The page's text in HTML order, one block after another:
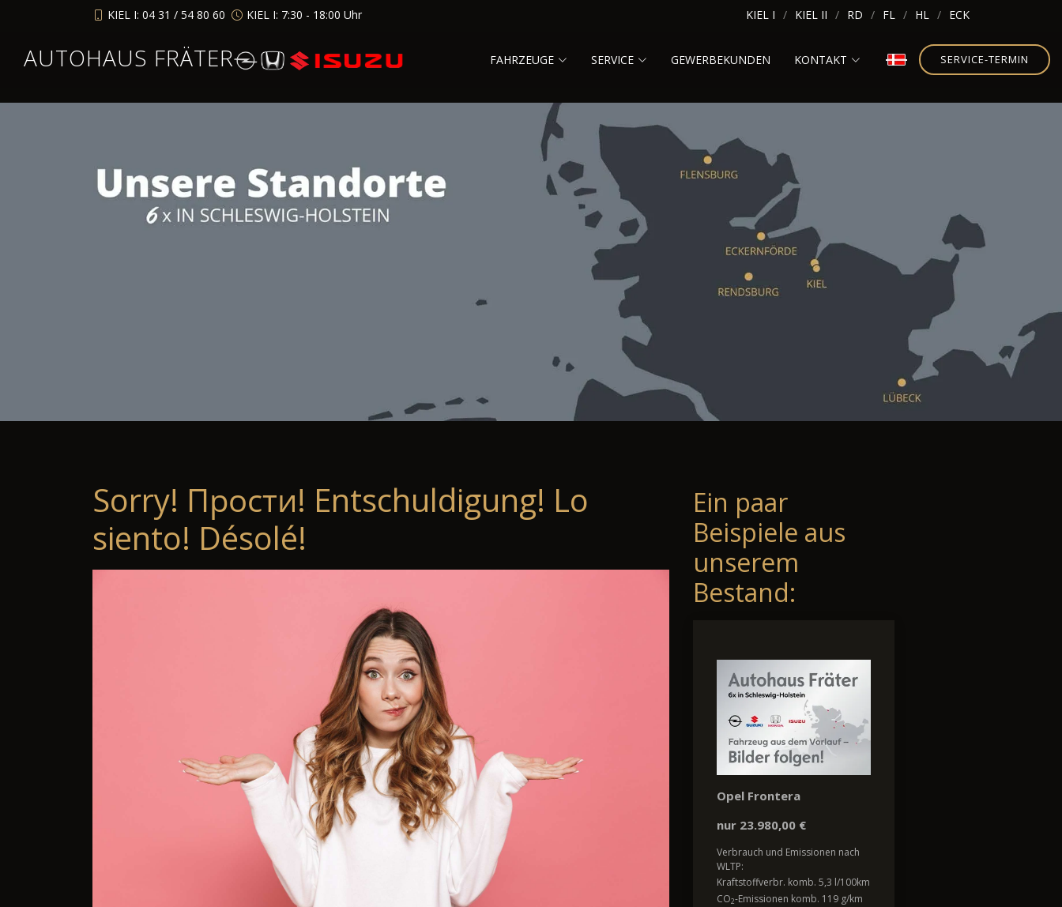
KIEL I: 04 31 / 54 80 60 KIEL I: 7:30 - 18:00 Uhr KIEL I KIEL II RD FL HL ECK
AUTOHAUS FRÄTER FAHRZEUGE SERVICE GEWERBEKUNDEN KONTAKT SERVICE-TERMIN
Sorry! Прости! Entschuldigung! Lo
siento! Désolé!
Ein paar
Beispiele aus
unserem
Bestand:
Opel Frontera
nur 23.980,00 €
Verbrauch und Emissionen nach
WLTP:
Kraftstoffverbr. komb. 5,3 l/100km
CO2-Emissionen komb. 119 g/km